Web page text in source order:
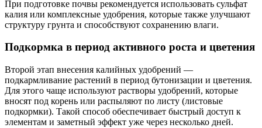
При подготовке почвы рекомендуется использовать сульфат
калия или комплексные удобрения, которые также улучшают
структуру грунта и способствуют сохранению влаги.
Подкормка в период активного роста и цветения
Второй этап внесения калийных удобрений —
подкармливание растений в период бутонизации и цветения.
Для этого чаще используют растворы удобрений, которые
вносят под корень или распыляют по листу (листовые
подкормки). Такой способ обеспечивает быстрый доступ к
элементам и заметный эффект уже через несколько дней.